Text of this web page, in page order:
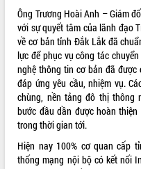
Ông Trương Hoài Anh – Giám
với sự quyết tâm của lãnh đạo
về cơ bản tỉnh Đắk Lắk đã
lực để phục vụ công tác
nghệ thông tin cơ bản đã
đáp ứng yêu cầu, nhiệm vụ.
chùng, nền tảng đô thị thông
bước đầu dần được hoàn
trong thời gian tới.
Hiện nay 100% cơ quan cấp
thống mạng nội bộ có kết nối